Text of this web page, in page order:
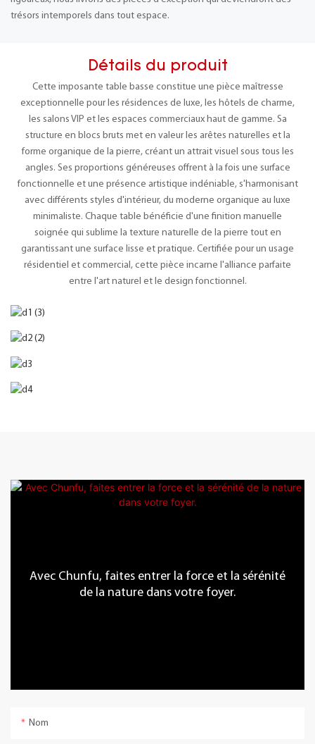
trésors intemporels dans tout espace.
Détails du produit
Cette imposante table basse constitue une pièce maîtresse
exceptionnelle pour les résidences de luxe, les hôtels de charme,
les salons VIP et les espaces commerciaux haut de gamme. Sa
structure en blocs bruts met en valeur les arêtes naturelles et la
forme organique de la pierre, créant un attrait visuel sous tous les
angles. Ses proportions généreuses offrent à la fois une surface
fonctionnelle et une présence artistique indéniable, s'harmonisant
avec différents styles d'intérieur, du moderne organique au luxe
minimaliste. Chaque table bénéficie d'une finition manuelle
soignée qui sublime la texture naturelle de la pierre tout en
garantissant une surface lisse et pratique. Certifiée pour un usage
résidentiel et commercial, cette pièce incarne l'alliance parfaite
entre l'art naturel et le design fonctionnel.
Avec Chunfu, faites entrer la force et la sérénité
de la nature dans votre foyer.
Nom